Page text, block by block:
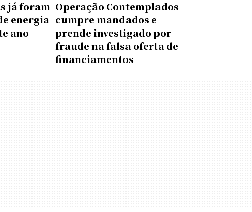
já foram
energia
ano
Operação Contemplados
cumpre mandados e
prende investigado por
fraude na falsa oferta de
financiamentos